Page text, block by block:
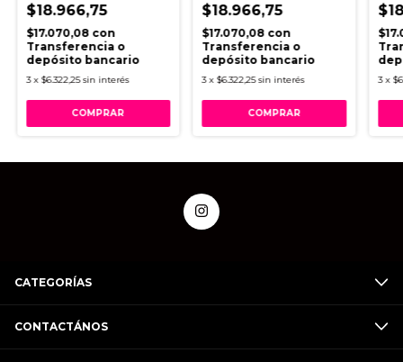
$18.966,75
$17.070,08 con
Transferencia o
depósito bancario
3 x $6.322,25 sin interés
$18.966,75
$17.070,08 con
Transferencia o
depósito bancario
3 x $6.322,25 sin interés 3 x
CATEGORÍAS
CONTACTÁNOS